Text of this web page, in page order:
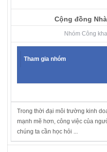
Cộng đồng
Nhóm Công
Tham gia nhóm
Trong thời đại môi trường kinh
mạnh mẽ hơn, công việc của
chúng ta cần học hỏi ...